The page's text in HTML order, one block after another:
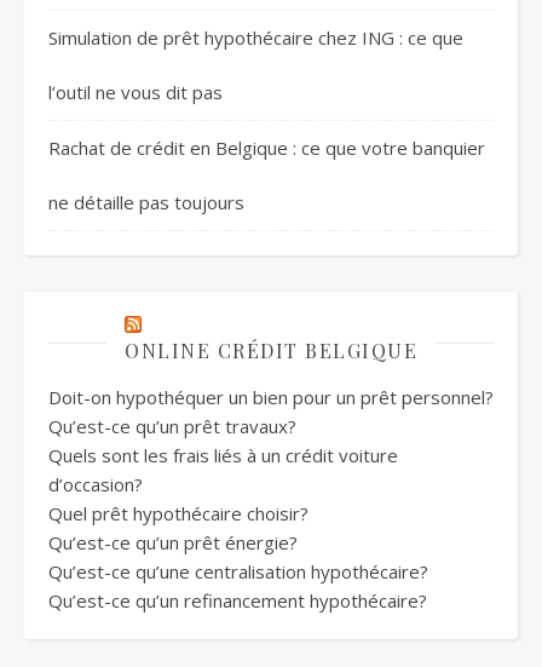
Simulation de prêt hypothécaire chez ING : ce que
l’outil ne vous dit pas
Rachat de crédit en Belgique : ce que votre banquier
ne détaille pas toujours
ONLINE CRÉDIT BELGIQUE
Doit-on hypothéquer un bien pour un prêt personnel?
Qu’est-ce qu’un prêt travaux?
Quels sont les frais liés à un crédit voiture
d’occasion?
Quel prêt hypothécaire choisir?
Qu’est-ce qu’un prêt énergie?
Qu’est-ce qu’une centralisation hypothécaire?
Qu’est-ce qu’un refinancement hypothécaire?